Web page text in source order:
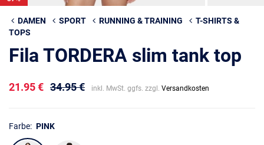
DAMEN SPORT RUNNING & TRAINING
T-SHIRTS &
TOPS
Fila TORDERA slim tank top
21.95 € 34.95 € inkl. MwSt. ggfs. zzgl. Versandkosten
Farbe: PINK